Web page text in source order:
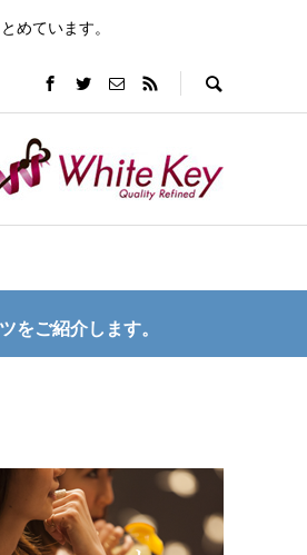
めています。
をご紹介します。